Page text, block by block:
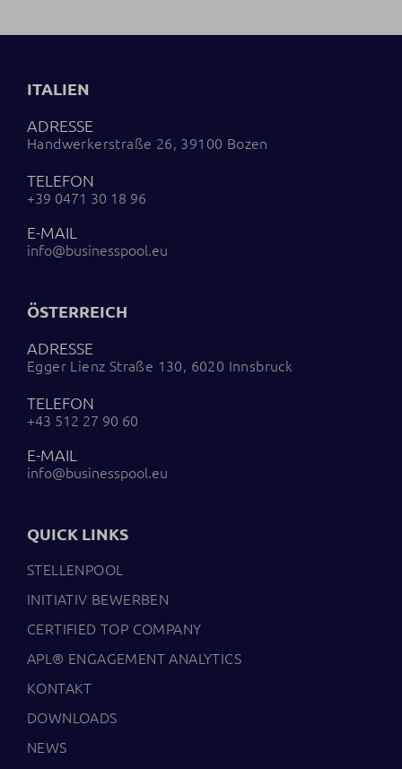
ITALIEN
ADRESSE
Handwerkerstraße 26, 39100 Bozen
TELEFON
+39 0471 30 18 96
E-MAIL
info@businesspool.eu
ÖSTERREICH
ADRESSE
Egger Lienz Straße 130, 6020 Innsbruck
TELEFON
+43 512 27 90 60
E-MAIL
info@businesspool.eu
QUICK LINKS
STELLENPOOL
INITIATIV BEWERBEN
CERTIFIED TOP COMPANY
APL® ENGAGEMENT ANALYTICS
KONTAKT
DOWNLOADS
NEWS